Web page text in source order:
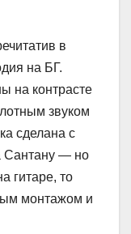
в
на БГ.
на контрасте
звуком
сделана с
Сантану — но
гитаре, то
монтажом и